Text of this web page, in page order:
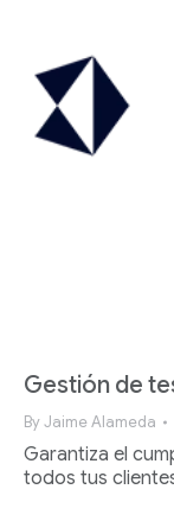
Gestión de
ByJaime Alameda
Garantiza el
todos tus